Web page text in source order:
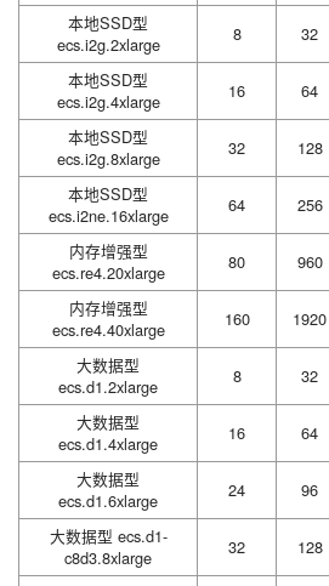
本地SSD型
ecs.i2g.2xlarge
8 32
本地SSD型
ecs.i2g.4xlarge
16 64
本地SSD型
ecs.i2g.8xlarge
32 128
本地SSD型
ecs.i2ne.16xlarge
64 256
内存增强型
ecs.re4.20xlarge
80 960
内存增强型
ecs.re4.40xlarge
160 1920
大数据型
ecs.d1.2xlarge
8 32
大数据型
ecs.d1.4xlarge
16 64
大数据型
ecs.d1.6xlarge
24 96
大数据型 ecs.d1-
c8d3.8xlarge
32 128